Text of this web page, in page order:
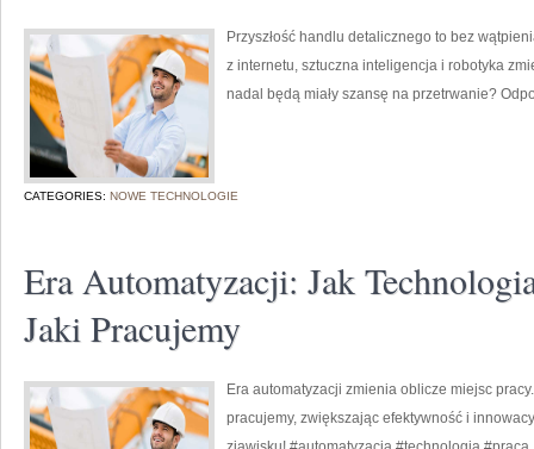
Przyszłość handlu detalicznego to bez
z internetu, sztuczna inteligencja i robotyka
nadal będą miały szansę na przetrwanie?
CATEGORIES: NOWE TECHNOLOGIE
Era Automatyzacji: Jak
Jaki Pracujemy
Era automatyzacji zmienia oblicze miejsc
pracujemy, zwiększając efektywność i